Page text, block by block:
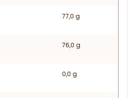
77,0 g
76,0 g
0,0 g